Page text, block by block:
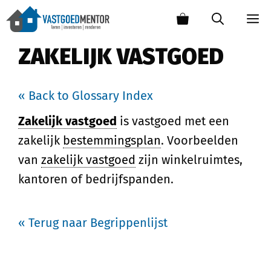
ZAKELIJK VASTGOED
« Back to Glossary Index
Zakelijk vastgoed is vastgoed met een
zakelijk bestemmingsplan. Voorbeelden
van zakelijk vastgoed zijn winkelruimtes,
kantoren of bedrijfspanden.
« Terug naar Begrippenlijst